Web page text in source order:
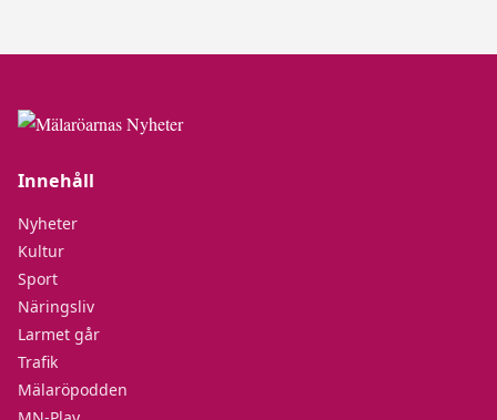
Innehåll
Nyheter
Kultur
Sport
Näringsliv
Larmet går
Trafik
Mälaröpodden